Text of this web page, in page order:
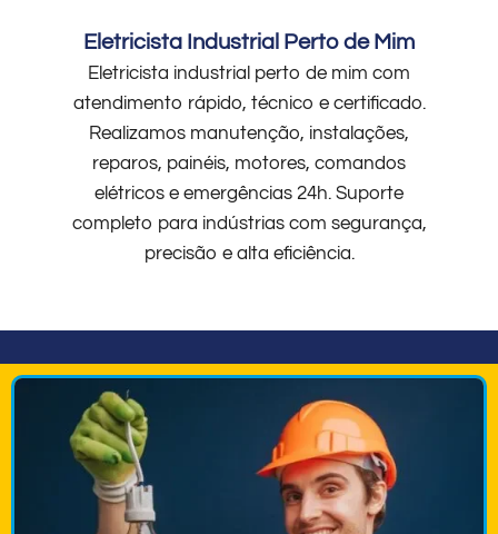
Eletricista Industrial Perto de Mim
Eletricista industrial perto de mim com
atendimento rápido, técnico e certificado.
Realizamos manutenção, instalações,
reparos, painéis, motores, comandos
elétricos e emergências 24h. Suporte
completo para indústrias com segurança,
precisão e alta eficiência.